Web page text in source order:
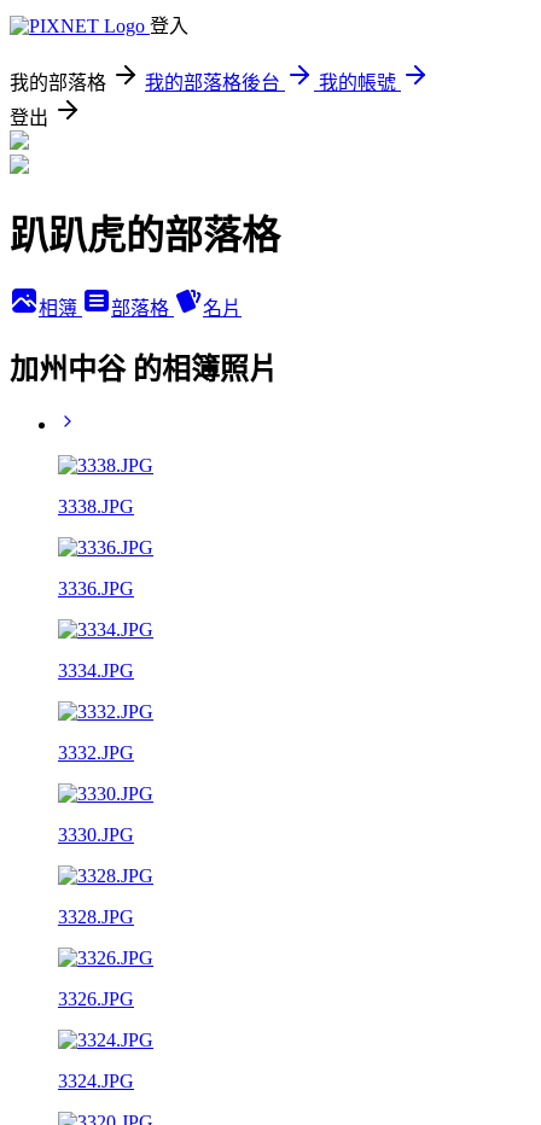
登入
我的部落格 我的部落格後台
我的帳號
登出
趴趴虎的部落格
相簿 部落格 名片
加州中谷 的相簿照片
3338.JPG
3336.JPG
3334.JPG
3332.JPG
3330.JPG
3328.JPG
3326.JPG
3324.JPG